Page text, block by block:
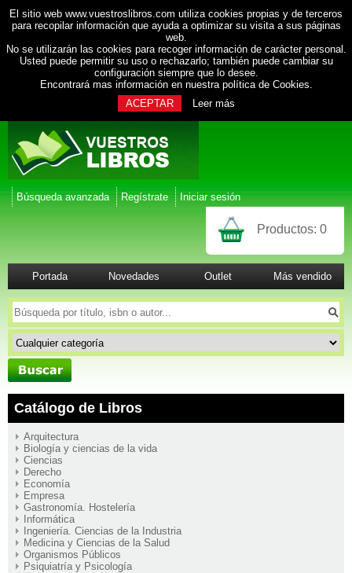
El sitio web www.vuestroslibros.com utiliza cookies propias y de terceros
para recopilar información que ayuda a optimizar su visita a sus páginas
web.
No se utilizarán las cookies para recoger información de carácter personal.
Usted puede permitir su uso o rechazarlo; también puede cambiar su
configuración siempre que lo desee.
Encontrará mas información en nuestra política de Cookies.
ACEPTAR
Leer más
Búsqueda avanzada Regístrate Iniciar sesión
Productos: 0
Portada Novedades Outlet Más vendido
Catálogo de Libros
Arquitectura
Biología y ciencias de la vida
Ciencias
Derecho
Economía
Empresa
Gastronomía. Hostelería
Informática
Ingeniería. Ciencias de la Industria
Medicina y Ciencias de la Salud
Organismos Públicos
Psiquiatría y Psicología